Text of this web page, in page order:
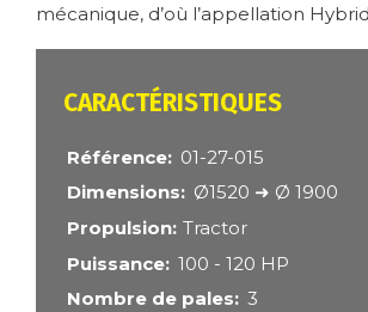
mécanique, d’où l’appellation
CARACTÉRISTIQUES
Référence
01-27-015
Dimensions
Ø1520 ➜ Ø 1900
Propulsion Tractor
Puissance
100 - 120 HP
Nombre de pales
3